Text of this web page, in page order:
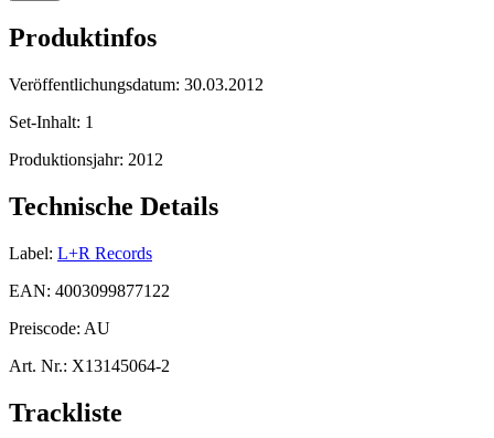
Produktinfos
Veröffentlichungsdatum: 30.03.2012
Set-Inhalt: 1
Produktionsjahr: 2012
Technische Details
Label: L+R Records
EAN: 4003099877122
Preiscode: AU
Art. Nr.: X13145064-2
Trackliste